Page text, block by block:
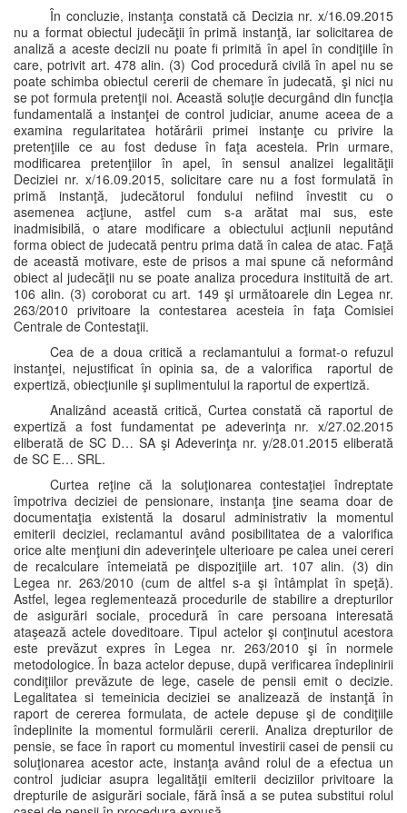
În concluzie, instanţa constată că Decizia nr. x/16.09.2015
nu a format obiectul judecăţii în primă instanţă, iar solicitarea de
analiză a aceste decizii nu poate fi primită în apel în condiţiile în
care, potrivit art. 478 alin. (3) Cod procedură civilă în apel nu se
poate schimba obiectul cererii de chemare în judecată, şi nici nu
se pot formula pretenţii noi. Această soluţie decurgând din funcţia
fundamentală a instanţei de control judiciar, anume aceea de a
examina regularitatea hotărârii primei instanţe cu privire la
pretenţiile ce au fost deduse în faţa acesteia. Prin urmare,
modificarea pretenţiilor în apel, în sensul analizei legalităţii
Deciziei nr. x/16.09.2015, solicitare care nu a fost formulată în
primă instanţă, judecătorul fondului nefiind învestit cu o
asemenea acţiune, astfel cum s-a arătat mai sus, este
inadmisibilă, o atare modificare a obiectului acţiunii neputând
forma obiect de judecată pentru prima dată în calea de atac. Faţă
de această motivare, este de prisos a mai spune că neformând
obiect al judecăţii nu se poate analiza procedura instituită de art.
106 alin. (3) coroborat cu art. 149 şi următoarele din Legea nr.
263/2010 privitoare la contestarea acesteia în faţa Comisiei
Centrale de Contestaţii.
Cea de a doua critică a reclamantului a format-o refuzul
instanţei, nejustificat în opinia sa, de a valorifica raportul de
expertiză, obiecţiunile şi suplimentului la raportul de expertiză.
Analizând această critică, Curtea constată că raportul de
expertiză a fost fundamentat pe adeverinţa nr. x/27.02.2015
eliberată de SC D… SA şi Adeverinţa nr. y/28.01.2015 eliberată
de SC E… SRL.
Curtea reţine că la soluţionarea contestaţiei îndreptate
împotriva deciziei de pensionare, instanţa ţine seama doar de
documentaţia existentă la dosarul administrativ la momentul
emiterii deciziei, reclamantul având posibilitatea de a valorifica
orice alte menţiuni din adeverinţele ulterioare pe calea unei cereri
de recalculare întemeiată pe dispoziţiile art. 107 alin. (3) din
Legea nr. 263/2010 (cum de altfel s-a şi întâmplat în speţă).
Astfel, legea reglementează procedurile de stabilire a drepturilor
de asigurări sociale, procedură în care persoana interesată
ataşează actele doveditoare. Tipul actelor şi conţinutul acestora
este prevăzut expres în Legea nr. 263/2010 şi în normele
metodologice. În baza actelor depuse, după verificarea îndeplinirii
condiţiilor prevăzute de lege, casele de pensii emit o decizie.
Legalitatea si temeinicia deciziei se analizează de instanţă în
raport de cererea formulata, de actele depuse şi de condiţiile
îndeplinite la momentul formulării cererii. Analiza drepturilor de
pensie, se face în raport cu momentul investirii casei de pensii cu
soluţionarea acestor acte, instanţa având rolul de a efectua un
control judiciar asupra legalităţii emiterii deciziilor privitoare la
drepturile de asigurări sociale, fără însă a se putea substitui rolul